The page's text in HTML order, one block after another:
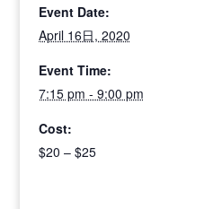
Event Date:
April 16日, 2020
Event Time:
7:15 pm - 9:00 pm
Cost:
$20 – $25